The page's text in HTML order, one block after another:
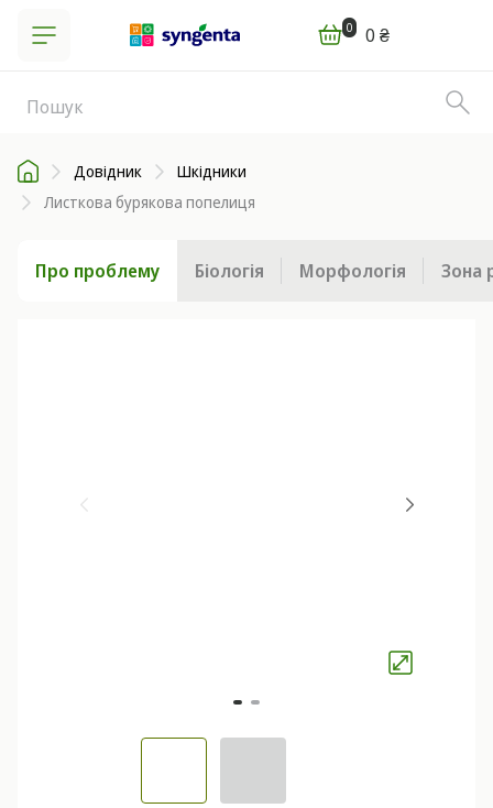
0 0 ₴
Довідник
Шкідники
Листкова бурякова попелиця
Про проблему Біологія Морфологія Зона